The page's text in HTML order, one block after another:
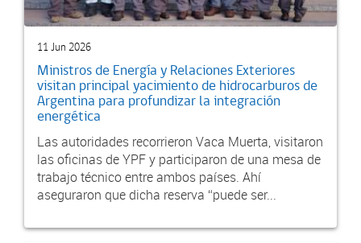
11 Jun 2026
Ministros de Energía y Relaciones Exteriores
visitan principal yacimiento de hidrocarburos de
Argentina para profundizar la integración
energética
Las autoridades recorrieron Vaca Muerta, visitaron
las oficinas de YPF y participaron de una mesa de
trabajo técnico entre ambos países. Ahí
aseguraron que dicha reserva “puede ser...